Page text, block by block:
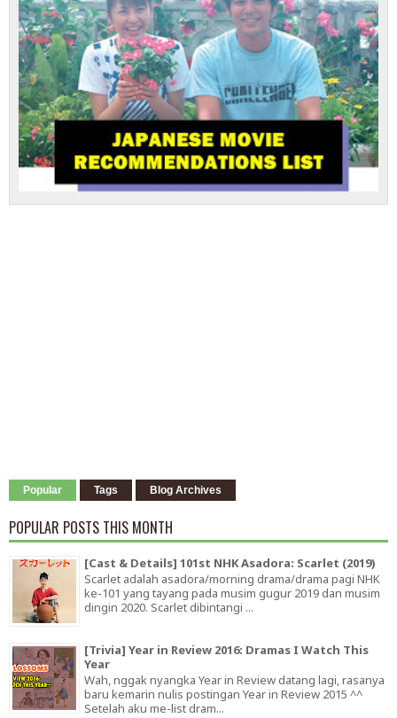
Popular Tags Blog Archives
POPULAR POSTS THIS MONTH
[Cast & Details] 101st NHK Asadora: Scarlet (2019)
Scarlet adalah asadora/morning drama/drama pagi NHK
ke-101 yang tayang pada musim gugur 2019 dan musim
dingin 2020. Scarlet dibintangi ...
[Trivia] Year in Review 2016: Dramas I Watch This
Year
Wah, nggak nyangka Year in Review datang lagi, rasanya
baru kemarin nulis postingan Year in Review 2015 ^^
Setelah aku me-list dram...